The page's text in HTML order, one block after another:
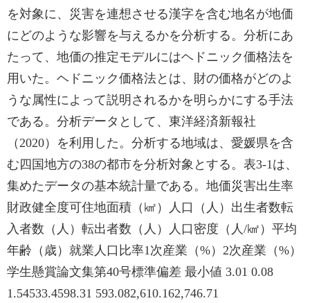
を対象に、災害を連想させる漢字を含む地名が地価
にどのような影響を与えるかを分析する。分析にあ
たって、地価の推定モデルにはヘドニック価格法を
用いた。ヘドニック価格法とは、財の価格がどのよ
うな属性によって説明されるかを明らかにする手法
である。分析データとして、東洋経済新報社
（2020）を利用した。分析する地域は、愛媛県を含
む四国地方の38の都市を分析対象とする。表3-1は、
集めたデータの基本統計量である。地価災害出生率
財政健全度可住地面積（㎢）人口（人）出生者数転
入者数（人）転出者数（人）人口密度（人/㎢）平均
年齢（歳）就業人口比率1次産業（%）2次産業（%）
学生懸賞論文集第40号標準偏差 最小値 3.01 0.08
1.54533.4598.31 593.082,610.162,746.71